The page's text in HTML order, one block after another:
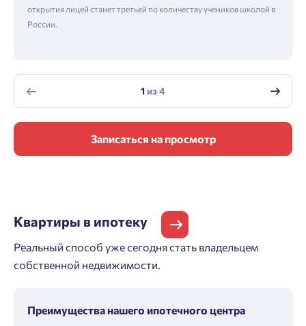
открытия лицей станет третьей по количеству учеников школой в
России.
1из4
Записаться на просмотр
Квартиры в ипотеку
Реальный способ уже сегодня стать владельцем
собственной недвижимости.
Преимущества нашего ипотечного центра